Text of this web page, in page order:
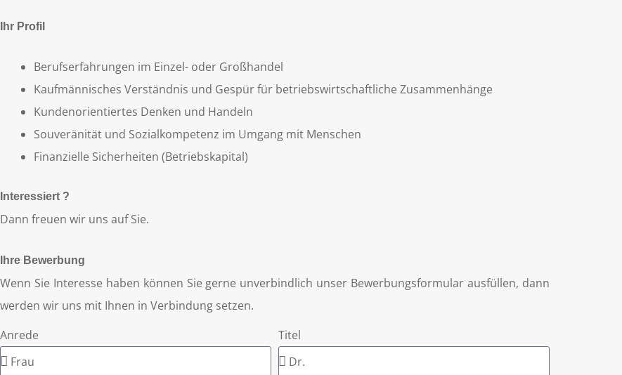
Ihr Profil
Berufserfahrungen im Einzel- oder Großhandel
Kaufmännisches Verständnis und Gespür für betriebswirtschaftliche Zusammenhänge
Kundenorientiertes Denken und Handeln
Souveränität und Sozialkompetenz im Umgang mit Menschen
Finanzielle Sicherheiten (Betriebskapital)
Interessiert ?
Dann freuen wir uns auf Sie.
Ihre Bewerbung
Wenn Sie Interesse haben können Sie gerne unverbindlich unser Bewerbungsformular ausfüllen, dann
werden wir uns mit Ihnen in Verbindung setzen.
Anrede
Titel